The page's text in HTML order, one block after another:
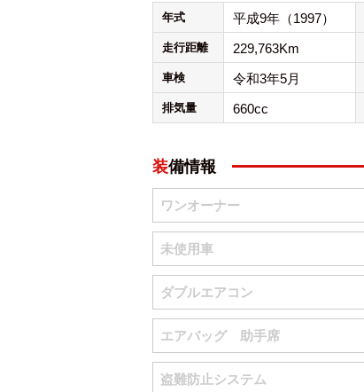
年式 平成9年（1997）
走行距離 229,763Km
車検 令和3年5月
排気量 660cc
装備情報
ワンオーナー
未使用車
ダブルエアコン
エアバッグ 助手席
盗難防止システム